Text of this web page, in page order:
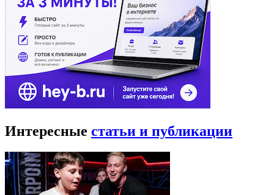
Интересные статьи и публикации